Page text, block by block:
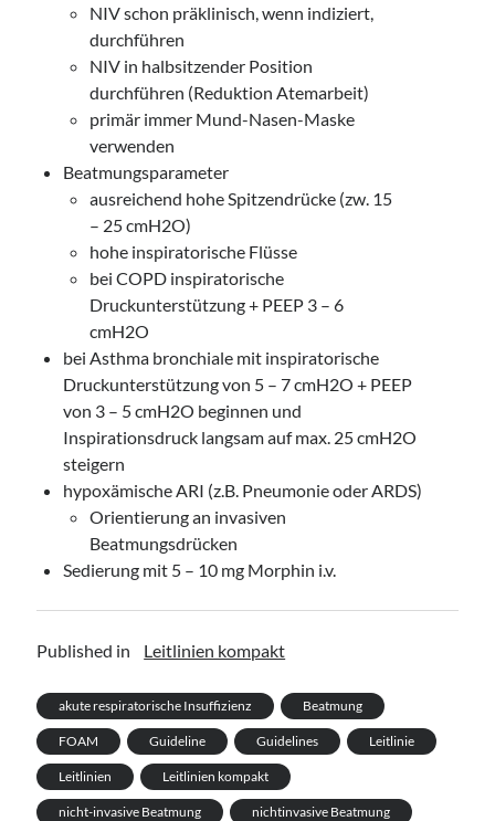
NIV schon präklinisch, wenn indiziert,
durchführen
NIV in halbsitzender Position
durchführen (Reduktion Atemarbeit)
primär immer Mund-Nasen-Maske
verwenden
Beatmungsparameter
ausreichend hohe Spitzendrücke (zw. 15
– 25 cmH2O)
hohe inspiratorische Flüsse
bei COPD inspiratorische
Druckunterstützung + PEEP 3 – 6
cmH2O
bei Asthma bronchiale mit inspiratorische
Druckunterstützung von 5 – 7 cmH2O + PEEP
von 3 – 5 cmH2O beginnen und
Inspirationsdruck langsam auf max. 25 cmH2O
steigern
hypoxämische ARI (z.B. Pneumonie oder ARDS)
Orientierung an invasiven
Beatmungsdrücken
Sedierung mit 5 – 10 mg Morphin i.v.
Published in Leitlinien kompakt
akute respiratorische Insuffizienz Beatmung
FOAM Guideline Guidelines Leitlinie
Leitlinien Leitlinien kompakt
nicht-invasive Beatmung nichtinvasive Beatmung